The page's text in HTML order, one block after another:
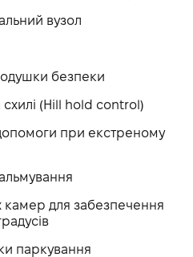
вузол
безпеки
(Hill hold control)
при екстреному
для забезпечення
паркування